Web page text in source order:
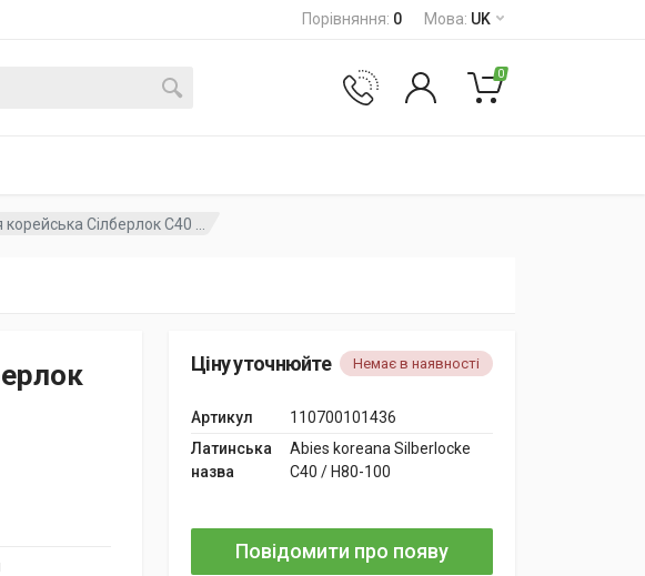
Порівняння: 0 Мова: UK
0
Сілберлок C40 ...
Ціну уточнюйте Немає в наявності
Артикул
110700101436
Латинська
назва
Abies koreana Silberlocke
C40 / H80-100
Повідомити про появу